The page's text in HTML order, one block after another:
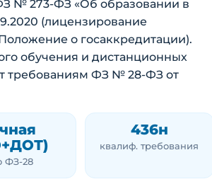
ФЗ № 273-ФЗ «Об образовании в
(лицензирование
о госаккредитации).
обучения и дистанционных
требованиям ФЗ № 28-ФЗ от
ФЗ-28
436н
квалиф. требования